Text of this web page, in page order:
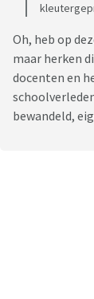
Oh, heb op
maar herken
docenten en
bewandeld,